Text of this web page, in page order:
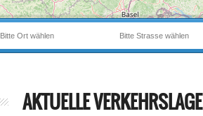
Bitte Strasse wählen
Bitte Ort wählen
AKTUELLE VERKEHRSLAGE